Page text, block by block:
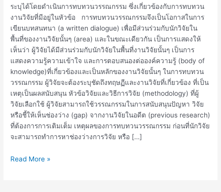
ระบุได้โดยดำเนินการทบทวนวรรณกรรม ซึ่งเกี่ยวข้องกับการทบทวน
งานวิจัยที่มีอยู่ในหัวข้อ การทบทวนวรรณกรรมจึงเป็นโอกาสในการ
เขียนบทสนทนา (a written dialogue) เพื่อมีส่วนร่วมกับนักวิจัยใน
พื้นที่ของงานวิจัยนั้นๆ (area) และในขณะเดียวกัน เป็นการแสดงให้
เห็นว่า ผู้วิจัยได้มีส่วนร่วมกับนักวิจัยในพื้นที่งานวิจัยนั้นๆ เป็นการ
แสดงความรู้ความเข้าใจ และการตอบสนองต่อองค์ความรู้ (body of
knowledge)ที่เกี่ยวข้องและเป็นหลักของงานวิจัยนั้นๆ ในการทบทวน
วรรณกรรม ผู้วิจัยจะต้องระบุชัดถึงทฤษฏีและงานวิจัยที่เกี่ยวข้อง ที่เป็น
เหตุเป็นผลสนับสนุน หัวข้อวิจัยและวิธีการวิจัย (methodology) ที่ผู้
วิจัยเลือกใช้ ผู้วิจัยสามารถใช้วรรณกรรมในการสนับสนุนปัญหา วิจัย
หรือชี้ให้เห็นช่องว่าง (gap) จากงานวิจัยในอดีต (previous research)
ที่ต้องการการเติมเต็ม เหตุผลของการทบทวนวรรณกรรม ก่อนที่นักวิจัย
จะสามารถทำการหาช่องว่างการวิจัย หรือ […]
Read More »